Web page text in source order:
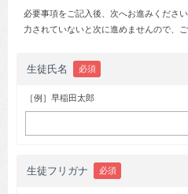
必要事項をご記入後、次へお進みください
力されていないと次に進めませんので、ご
生徒氏名 必須
［例］早稲田太郎
生徒フリガナ 必須